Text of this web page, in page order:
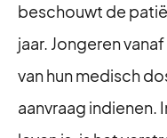
beschouwt de
jaar. Jongeren
van hun medisch
aanvraag indienen.